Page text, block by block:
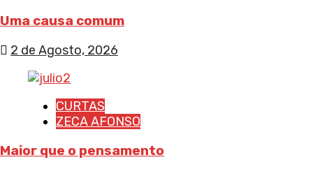
Uma causa comum
2 de Agosto, 2026
CURTAS
ZECA AFONSO
Maior que o pensamento